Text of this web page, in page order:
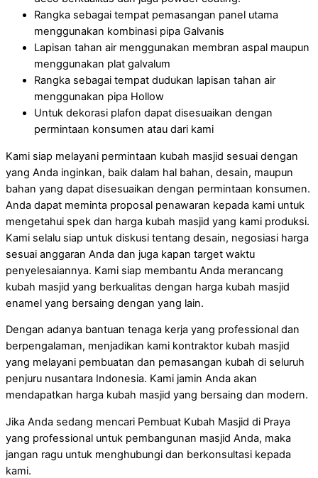
Rangka sebagai tempat pemasangan panel utama
menggunakan kombinasi pipa Galvanis
Lapisan tahan air menggunakan membran aspal maupun
menggunakan plat galvalum
Rangka sebagai tempat dudukan lapisan tahan air
menggunakan pipa Hollow
Untuk dekorasi plafon dapat disesuaikan dengan
permintaan konsumen atau dari kami
Kami siap melayani permintaan kubah masjid sesuai dengan
yang Anda inginkan, baik dalam hal bahan, desain, maupun
bahan yang dapat disesuaikan dengan permintaan konsumen.
Anda dapat meminta proposal penawaran kepada kami untuk
mengetahui spek dan harga kubah masjid yang kami produksi.
Kami selalu siap untuk diskusi tentang desain, negosiasi harga
sesuai anggaran Anda dan juga kapan target waktu
penyelesaiannya. Kami siap membantu Anda merancang
kubah masjid yang berkualitas dengan harga kubah masjid
enamel yang bersaing dengan yang lain.
Dengan adanya bantuan tenaga kerja yang professional dan
berpengalaman, menjadikan kami kontraktor kubah masjid
yang melayani pembuatan dan pemasangan kubah di seluruh
penjuru nusantara Indonesia. Kami jamin Anda akan
mendapatkan harga kubah masjid yang bersaing dan modern.
Jika Anda sedang mencari Pembuat Kubah Masjid di Praya
yang professional untuk pembangunan masjid Anda, maka
jangan ragu untuk menghubungi dan berkonsultasi kepada
kami.